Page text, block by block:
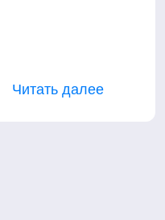
Читать далее